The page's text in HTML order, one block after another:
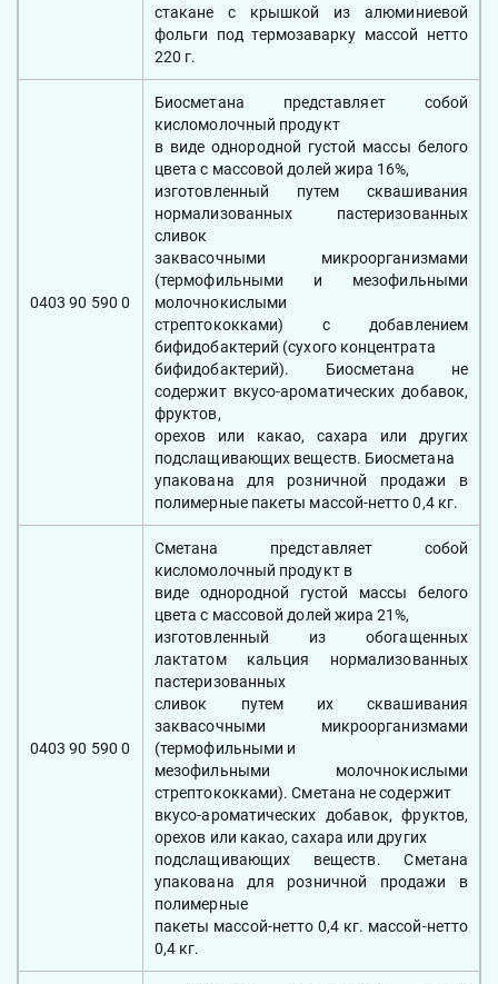
стакане с крышкой из алюминиевой
фольги под термозаварку массой нетто
220 г.
0403 90 590 0
Биосметана представляет собой
кисломолочный продукт
в виде однородной густой массы белого
цвета с массовой долей жира 16%,
изготовленный путем сквашивания
нормализованных пастеризованных
сливок
заквасочными микроорганизмами
(термофильными и мезофильными
молочнокислыми
стрептококками) с добавлением
бифидобактерий (сухого концентрата
бифидобактерий). Биосметана не
содержит вкусо-ароматических добавок,
фруктов,
орехов или какао, сахара или других
подслащивающих веществ. Биосметана
упакована для розничной продажи в
полимерные пакеты массой-нетто 0,4 кг.
0403 90 590 0
Сметана представляет собой
кисломолочный продукт в
виде однородной густой массы белого
цвета с массовой долей жира 21%,
изготовленный из обогащенных
лактатом кальция нормализованных
пастеризованных
сливок путем их сквашивания
заквасочными микроорганизмами
(термофильными и
мезофильными молочнокислыми
стрептококками). Сметана не содержит
вкусо-ароматических добавок, фруктов,
орехов или какао, сахара или других
подслащивающих веществ. Сметана
упакована для розничной продажи в
полимерные
пакеты массой-нетто 0,4 кг. массой-нетто
0,4 кг.